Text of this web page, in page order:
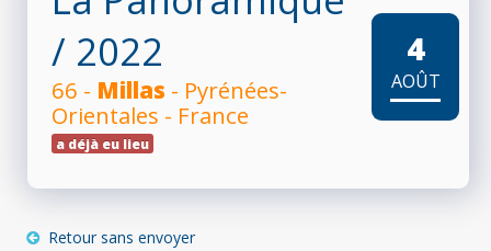
/ 2022
66 - Millas - Pyrénées-
Orientales - France
a déjà eu lieu
4
AOÛT
Retour sans envoyer